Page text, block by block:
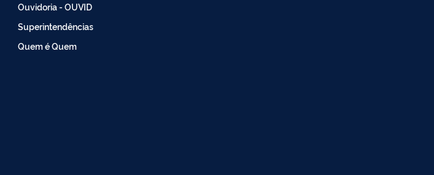
Ouvidoria - OUVID
Superintendências
Quem é Quem